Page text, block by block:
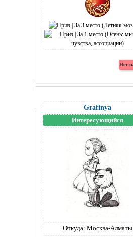
Grafinya
Интересующийся
Откуда: Москва-Алматы